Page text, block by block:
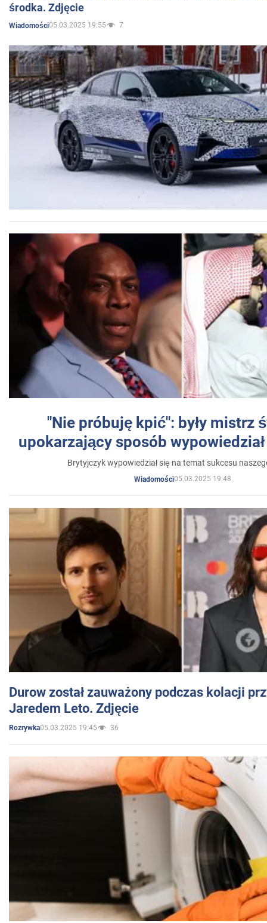
środka. Zdjęcie
Wiadomości05.03.2025 19:55 7
"Nie próbuję kpić": były mistrz
upokarzający sposób
Brytyjczyk wypowiedział się na temat sukcesu
Wiadomości05.03.2025 19:48
Durow został zauważony podczas kolacji
Jaredem Leto. Zdjęcie
Rozrywka05.03.2025 19:45 36